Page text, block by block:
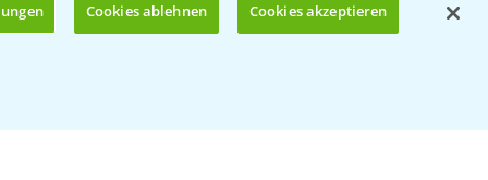
KONTAKT
T.+49 (0)214/30-20220
Cookies ablehnen Cookies akzeptieren